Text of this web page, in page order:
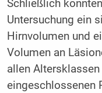
Schließlich
Untersuchung ein
Hirnvolumen und
Volumen an
allen
eingeschlossenen